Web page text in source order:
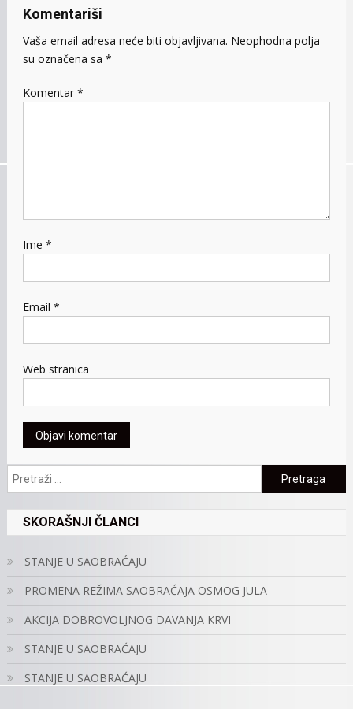
Komentariši
Vaša email adresa neće biti objavljivana. Neophodna polja
su označena sa *
Komentar *
Ime *
Email *
Web stranica
Pretraga:
SKORAŠNJI ČLANCI
STANJE U SAOBRAĆAJU
PROMENA REŽIMA SAOBRAĆAJA OSMOG JULA
AKCIJA DOBROVOLJNOG DAVANJA KRVI
STANJE U SAOBRAĆAJU
STANJE U SAOBRAĆAJU